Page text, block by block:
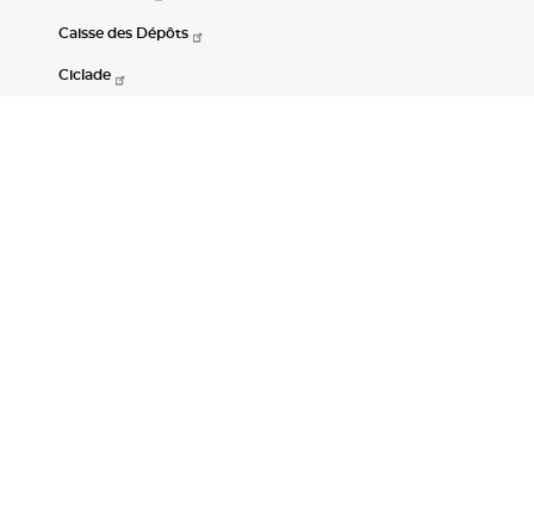
Caisse des Dépôts
Ciclade